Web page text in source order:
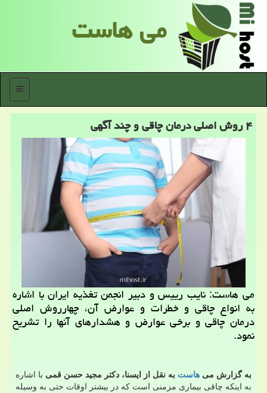
می هاست
منو
۴ روش اصلی درمان چاقی و چند آگهی
می هاست: نایب رییس و دبیر انجمن تغذیه ایران با اشاره
به انواع چاقی و خطرات و عوارض آن، چهارروش اصلی
درمان چاقی و برخی عوارض و هشدارهای آنها را تشریح
نمود.
به گزارش می هاست به نقل از ایسنا، دکتر مجید حسن قمی با اشاره
به اینکه چاقی بیماری مزمنی است که در بیشتر اوقات حتی به وسیله